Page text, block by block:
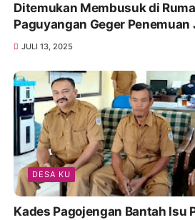
Ditemukan Membusuk di
Paguyangan Geger Penemuan
JULI 13, 2025
DESA KU
Kades Pagojengan Bantah Isu